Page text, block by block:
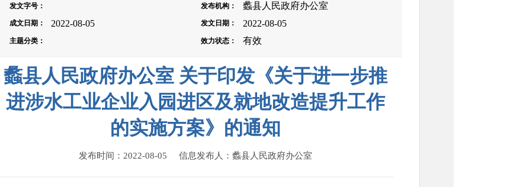
发文字号 ： 发布机构 ： 蠡县人民政府办公室
成文日期 ： 2022-08-05 发文日期 ： 2022-08-05
主题分类 ： 效力状态 ： 有效
蠡县人民政府办公室 关于印发《关于进一步推
进涉水工业企业入园进区及就地改造提升工作
的实施方案》的通知
发布时间：2022-08-05 信息发布人：蠡县人民政府办公室